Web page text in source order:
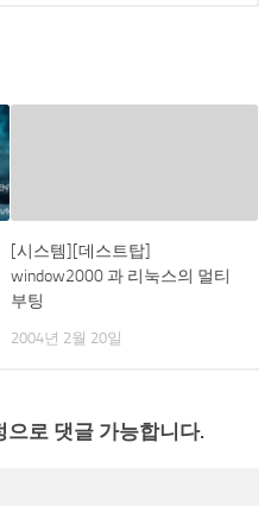
[시스템][데스트탑]
window2000 과 리눅스의 멀티
부팅
2004년 2월 20일
로 댓글 가능합니다.